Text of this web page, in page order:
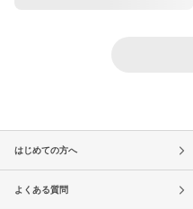
はじめての方へ
よくある質問